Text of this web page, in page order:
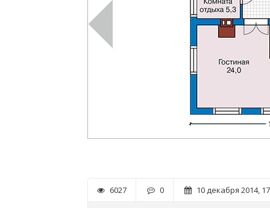
6027 0 10 декабря 2014,